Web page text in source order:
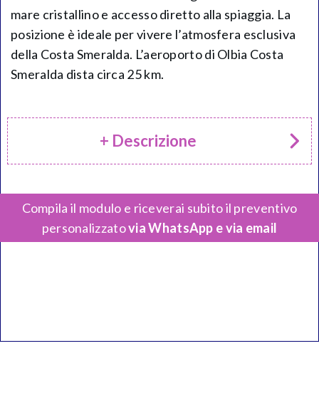
mare cristallino e accesso diretto alla spiaggia. La
posizione è ideale per vivere l’atmosfera esclusiva
della Costa Smeralda. L’aeroporto di Olbia Costa
Smeralda dista circa 25 km.
+ Descrizione
Compila il modulo e riceverai subito il preventivo
personalizzatovia WhatsApp e via email